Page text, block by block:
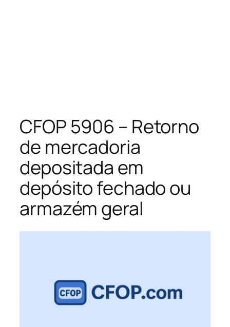
CFOP 5906 – Retorno
de mercadoria
depositada em
depósito fechado ou
armazém geral